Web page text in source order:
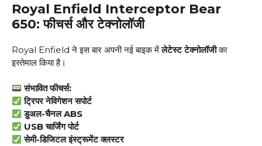
Royal Enfield Interceptor Bear
650: फीचर्स और टेक्नोलॉजी
Royal Enfield ने इस बार अपनी नई बाइक मेंलेटेस्ट टेक्नोलॉजीका
इस्तेमाल किया है।
संभावित फीचर्स:
ट्रिपर नेविगेशन सपोर्ट
डुअल-चैनल ABS
USB चार्जिंग पोर्ट
सेमी-डिजिटल इंस्ट्रूमेंट क्लस्टर